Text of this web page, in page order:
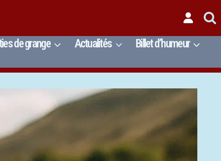
de grange Actualités
Billet d’humeur